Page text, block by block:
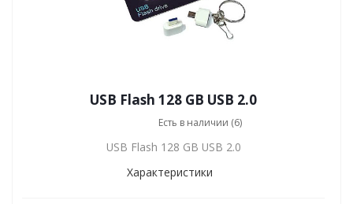
USB Flash 128 GB USB 2.0
Есть в наличии (6)
USB Flash 128 GB USB 2.0
Характеристики